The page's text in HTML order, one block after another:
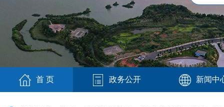
首 页 政务公开 新闻中